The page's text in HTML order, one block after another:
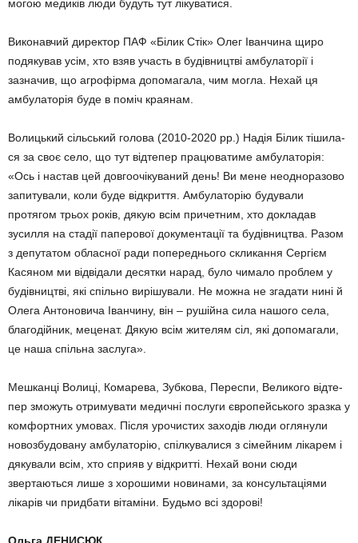
могою медиків люди будуть тут лікуватися.
Виконавчий директор ПАФ «Бі­лик Стік» Олег Іванчина щиро
подякував усім, хто взяв участь в будівництві амбулаторії і
зазначив, що агрофірма допомагала, чим могла. Нехай ця
амбулаторія буде в поміч краянам.
Волицький сільський голова (2010-2020 рр.) Надія Білик тішила­
ся за своє село, що тут відтепер працюватиме амбулаторія:
«Ось і настав цей довгоочікуваний день! Ви мене неодноразово
запитували, коли буде відкриття. Амбулаторію будували
протягом трьох років, дякую всім причетним, хто докла­дав
зусилля на стадії паперової документації та будівництва. Разом
з депутатом обласної ради попе­реднього скликання Сергієм
Кася­ном ми відвідали десятки нарад, було чимало проблем у
будівниц­тві, які спільно вирішували. Не можна не згадати нині й
Олега Ан­тоновича Іванчину, він – рушійна сила нашого села,
благодійник, меценат. Дякую всім жителям сіл, які допомагали,
це наша спільна заслуга».
Мешканці Волиці, Комарева, Зубкова, Переспи, Великого відте­
пер зможуть отримувати медичні послуги європейського зразка у
комфортних умовах. Після урочис­тих заходів люди оглянули
ново­збудовану амбулаторію, спілкува­лися з сімейним лікарем і
дякували всім, хто сприяв у відкритті. Нехай вони сюди
звертаються лише з хорошими новинами, за консуль­таціями
лікарів чи придбати вітамі­ни. Будьмо всі здорові!
Ольга ДЕНИСЮК.